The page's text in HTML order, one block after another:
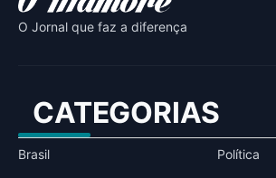
O Jornal que faz a diferença
CATEGORIAS
Brasil Política